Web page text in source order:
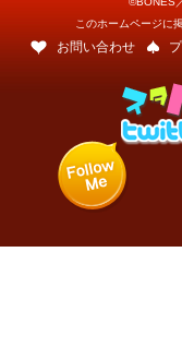
このホームページに
お問い合わせ